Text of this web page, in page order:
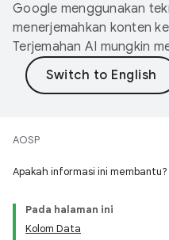
Google menggunakan
menerjemahkan konten
Terjemahan AI mungkin
AOSP
Apakah informasi ini membantu?
Pada halaman ini
Kolom Data